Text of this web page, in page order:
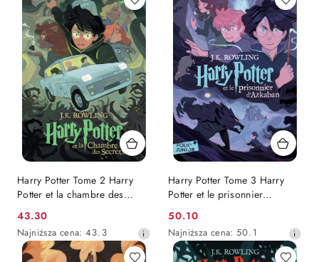
30
dni
przed
obniżką
Harry Potter Tome 2 Harry
Potter et la chambre des
Cena
promocyjna:
43.30
Najniższa
cena
Najniższa cena: 43.3
Harry Potter Tome 3 Harry
Potter et le prisonnier
Cena
promocyjna:
50.10
Najniższa
cena
Najniższa cena: 50.1